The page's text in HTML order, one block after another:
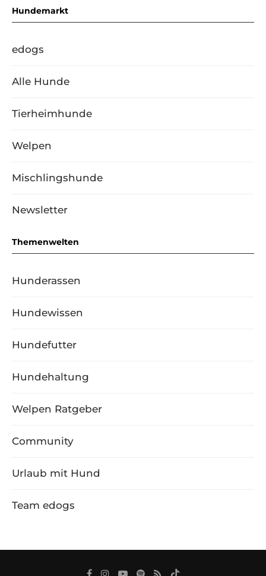
Hundemarkt
edogs
Alle Hunde
Tierheimhunde
Welpen
Mischlingshunde
Newsletter
Themenwelten
Hunderassen
Hundewissen
Hundefutter
Hundehaltung
Welpen Ratgeber
Community
Urlaub mit Hund
Team edogs